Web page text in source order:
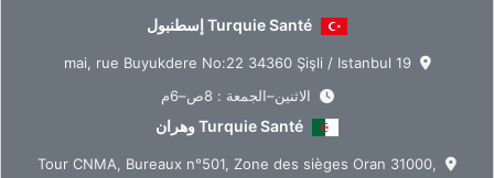
Turquie Santé إسطنبول
19 mai, rue Buyukdere No:22 34360 Şişli / Istanbul
الاثنين–الجمعة : 8ص–6م
Turquie Santé وهران
Tour CNMA, Bureaux n°501, Zone des sièges Oran 31000,